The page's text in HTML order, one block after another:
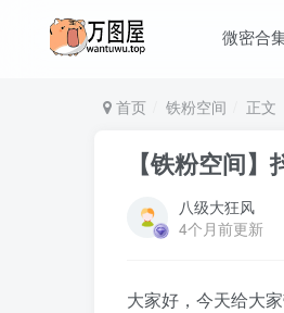
微密合
首页 铁粉空间 正文
【铁粉空间
八级大狂风
4个月前更新
大家好，今天给大